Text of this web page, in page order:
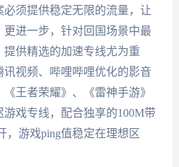
须提供稳定无限的流量，让
进一步，针对回国场景中最
供精选的加速专线尤为重
视频、哔哩哔哩优化的影音
王者荣耀》、《雷神手游》
戏专线，配合独享的100M带
，游戏ping值稳定在理想区